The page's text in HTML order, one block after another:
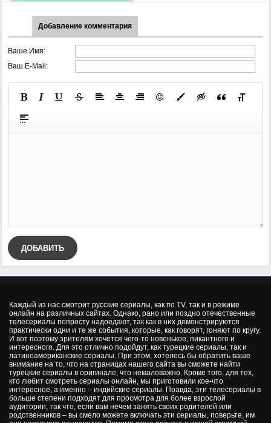
Добавление комментария
Ваше Имя:
Ваш E-Mail:
ДОБАВИТЬ
Каждый из нас смотрит русские сериалы, как по TV, так и в режиме
онлайн на различных сайтах. Однако, рано или поздно отечественные
телесериалы попросту надоедают, так как в них демонстрируются
практически одни и те же события, которые, как говорят, гоняют по кругу.
И вот поэтому зрителям хочется чего-то новенькое, пикантного и
интересного. Для это отлично подойдут, как турецкие сериалы, так и
латиноамериканские сериалы. При этом, хотелось бы обратить ваше
внимание на то, что на страницах нашего сайта вы сможете найти
турецкие сериалы в оригинале, что немаловажно. Кроме того, для тех,
кто любит смотреть сериалы онлайн, мы приготовили кое-что
интересное, а именно – индийские сериалы. Правда, эти телесериалы в
больше степени подходят для просмотра для более взрослой
аудитории, так что, если вам нечем занять своих родителей или
родственников – вы смело можете включать эти сериалы, поверьте, им